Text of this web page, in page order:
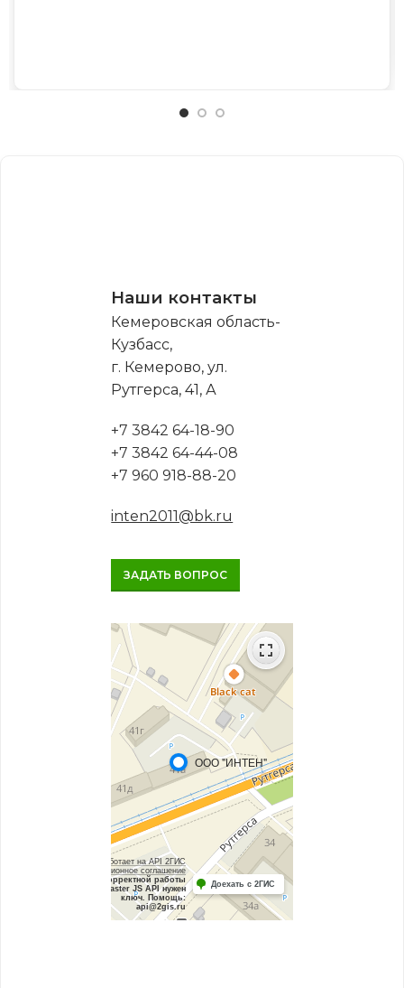
Наши контакты
Кемеровская область-
Кузбасс,
г. Кемерово, ул.
Рутгерса, 41, А
+7 3842 64-18-90
+7 3842 64-44-08
+7 960 918-88-20
inten2011@bk.ru
ЗАДАТЬ ВОПРОС